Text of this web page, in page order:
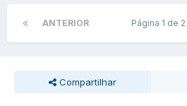
ANTERIOR Página 1 de 2
Compartilhar